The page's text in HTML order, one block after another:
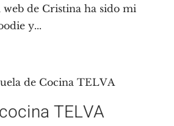
web de Cristina ha sido mi
y...
TELVA